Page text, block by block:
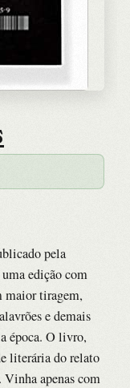
pela
edição com
maior tiragem,
e demais
a época. O livro,
literária do relato
apenas com